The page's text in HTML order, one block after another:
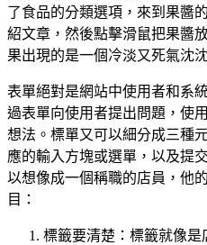
了食品的分類選項，來到果醬
紹文章，然後點擊滑鼠把果醬
果出現的是一個冷淡又死氣沈
表單絕對是網站中使用者和系
過表單向使用者提出問題，使
想法。標單又可以細分成三種
應的輸入方塊或選單，以及提
以想像成一個稱職的店員，他
目：
標籤要清楚：標籤就像